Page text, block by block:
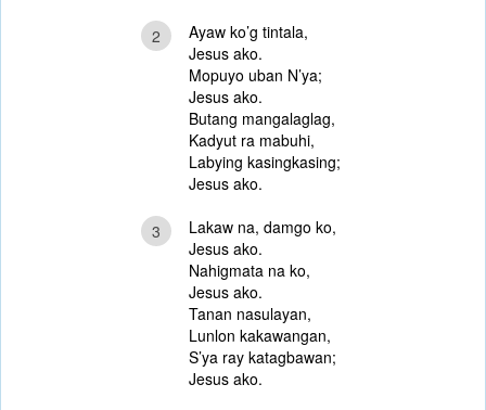
2
Ayaw ko’g tintala,
Jesus ako.
Mopuyo uban N’ya;
Jesus ako.
Butang mangalaglag,
Kadyut ra mabuhi,
Labying kasingkasing;
Jesus ako.
3
Lakaw na, damgo ko,
Jesus ako.
Nahigmata na ko,
Jesus ako.
Tanan nasulayan,
Lunlon kakawangan,
S’ya ray katagbawan;
Jesus ako.